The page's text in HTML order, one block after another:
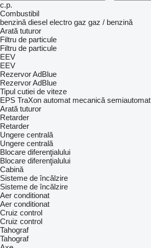
c.p.
Combustibil
benzină diesel electro gaz gaz / benzină
Arată tuturor
Filtru de particule
Filtru de particule
EEV
EEV
Rezervor AdBlue
Rezervor AdBlue
Tipul cutiei de viteze
EPS TraXon automat mecanică semiautomat
Arată tuturor
Retarder
Retarder
Ungere centrală
Ungere centrală
Blocare diferenţialului
Blocare diferenţialului
Cabină
Sisteme de încălzire
Sisteme de încălzire
Aer conditionat
Aer conditionat
Cruiz control
Cruiz control
Tahograf
Tahograf